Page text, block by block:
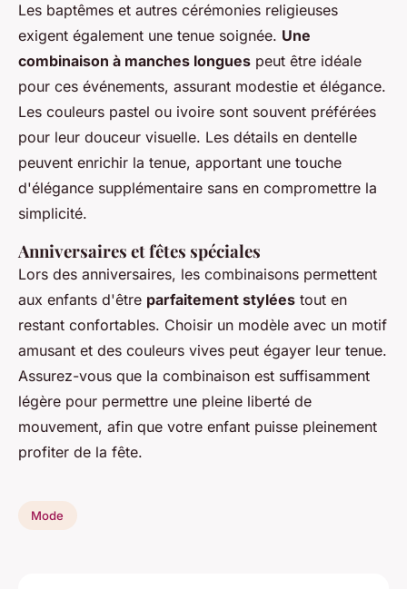
Les baptêmes et autres cérémonies religieuses
exigent également une tenue soignée. Une
combinaison à manches longues peut être idéale
pour ces événements, assurant modestie et élégance.
Les couleurs pastel ou ivoire sont souvent préférées
pour leur douceur visuelle. Les détails en dentelle
peuvent enrichir la tenue, apportant une touche
d'élégance supplémentaire sans en compromettre la
simplicité.
Anniversaires et fêtes spéciales
Lors des anniversaires, les combinaisons permettent
aux enfants d'être parfaitement stylées tout en
restant confortables. Choisir un modèle avec un motif
amusant et des couleurs vives peut égayer leur tenue.
Assurez-vous que la combinaison est suffisamment
légère pour permettre une pleine liberté de
mouvement, afin que votre enfant puisse pleinement
profiter de la fête.
Mode